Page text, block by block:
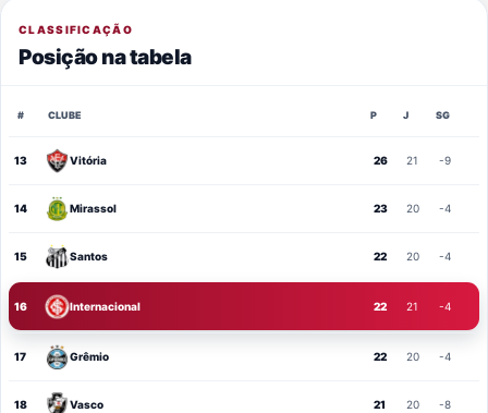
CLASSIFICAÇÃO
Posição na tabela
# CLUBE P J SG
13 Vitória 26 21 -9
14 Mirassol 23 20 -4
15 Santos 22 20 -4
16 Internacional 22 21 -4
17 Grêmio 22 20 -4
18 Vasco 21 20 -8